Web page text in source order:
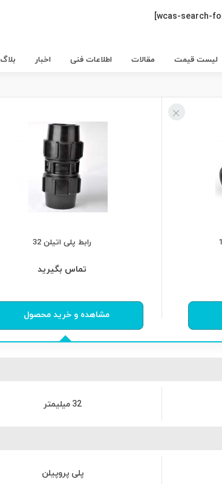
لیست قیمت مقالات اطلاعات فنی اخبار بلاگ
رابط پلی اتیلن 32
تماس بگیرید
مشاهده و خرید محصول
32 میلیمتر
پلی پروپیلن